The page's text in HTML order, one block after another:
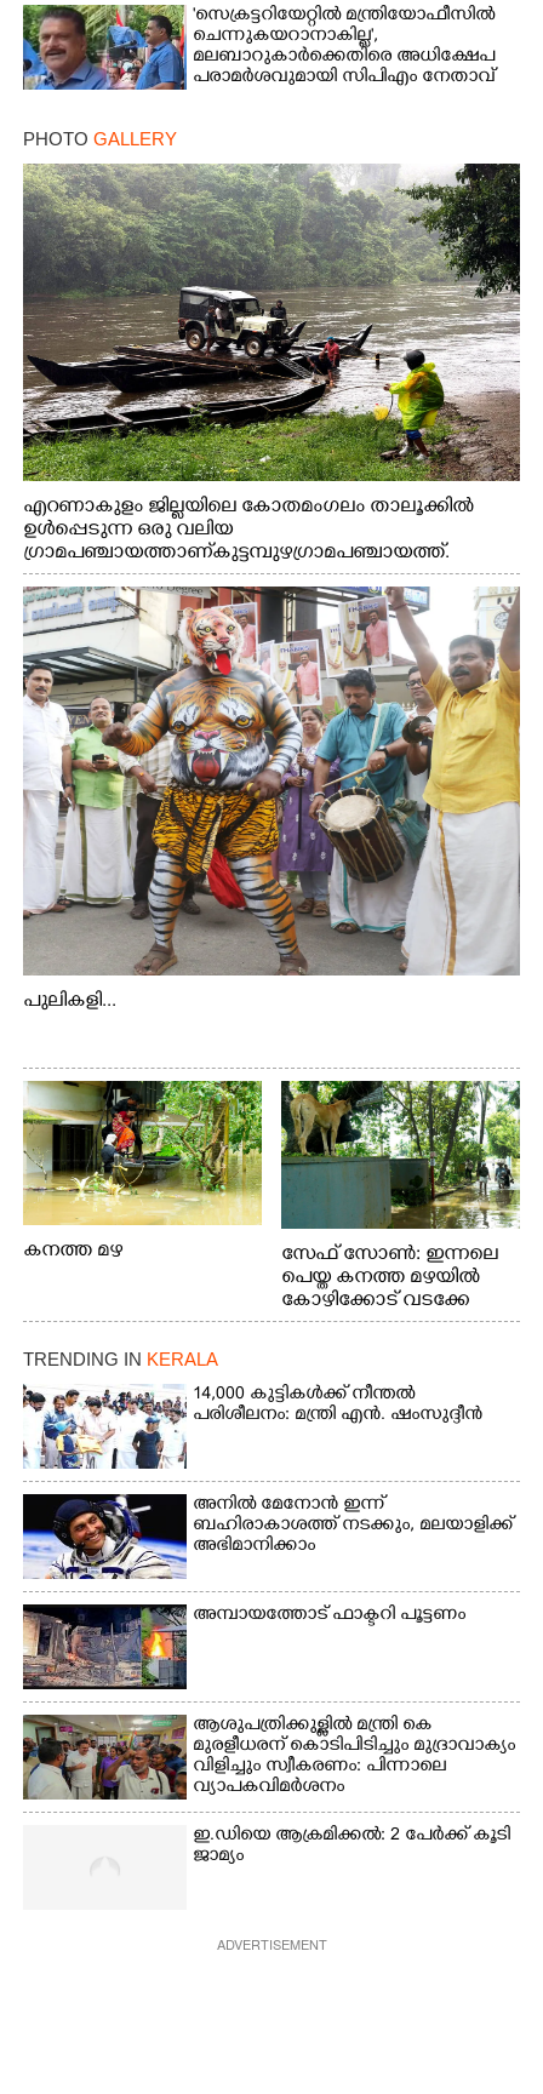
'സെക്രട്ടറിയേറ്റിൽ മന്ത്രിയോഫീസിൽ
ചെന്നുകയറാനാകില്ല',
മലബാറുകാർക്കെതിരെ അധിക്ഷേപ
പരാമർശവുമായി സിപിഎം നേതാവ്‌
PHOTO GALLERY
എറണാകുളം ജില്ലയിലെ കോതമംഗലം താലൂക്കിൽ
ഉൾപ്പെടുന്ന ഒരു വലിയ
ഗ്രാമപഞ്ചായത്താണ് കുട്ടമ്പുഴ ഗ്രാമ പഞ്ചായത്ത്.
ആദിവാസി ഊരുകളായ വെള്ളാരംകുത്ത്, കത്തിപ്പാറ,
ഉറിയംപെട്ടി, തേക്കല്ല്, വെട്ടിക്കല്ല്, മഞ്ചപ്പാറ എന്നീ ആറു
സ്ഥലങ്ങളിലേക്കുള്ള പ്രധാന സഞ്ചാര മാർഗമാണ് ഈ
കാണുന്ന കടത്ത് വള്ളം
പുലികളി...
കനത്ത മഴ
സേഫ് സോൺ: ഇന്നലെ
പെയ്ത കനത്ത മഴയിൽ
കോഴിക്കോട് വടക്കേ
വയലിൽ വെള്ളം
വെള്ളത്തിലൂടെ
നടന്നുവരുന്നവരെ
നായ. ഫോട്ടോ: കെ.വിശ്വജി
ത്ത്
TRENDING IN KERALA
14,000 കുട്ടികൾക്ക് നീന്തൽ
പരിശീലനം: മന്ത്രി എൻ. ഷംസുദ്ദീൻ
അനിൽ മേനോൻ ഇന്ന്
ബഹിരാകാശത്ത് നടക്കും, മലയാളിക്ക്
അഭിമാനിക്കാം
അമ്പായത്തോട് ഫാക്ടറി പൂട്ടണം
ആശുപത്രിക്കുള്ളിൽ മന്ത്രി കെ
മുരളീധരന് കൊടിപിടിച്ചും മുദ്രാവാക്യം
വിളിച്ചും സ്വീകരണം: പിന്നാലെ
വ്യാപകവിമർശനം
ഇ.ഡിയെ ആക്രമിക്കൽ: 2 പേർക്ക് കൂടി
ജാമ്യം
ADVERTISEMENT